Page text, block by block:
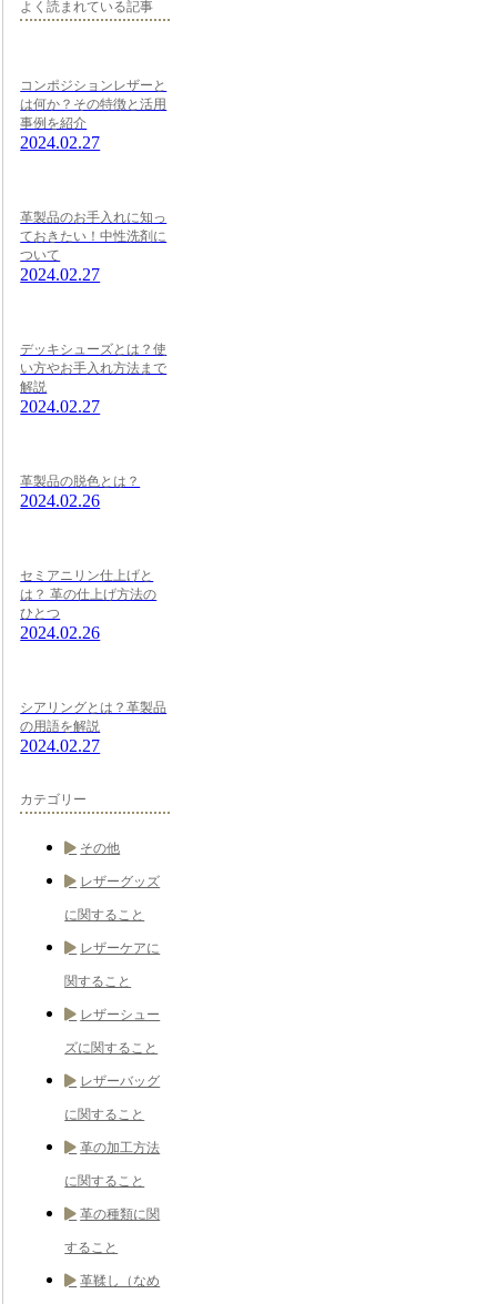
よく読まれている記事
コンポジションレザーと
は何か？その特徴と活用
事例を紹介
2024.02.27
革製品のお手入れに知っ
ておきたい！中性洗剤に
ついて
2024.02.27
デッキシューズとは？使
い方やお手入れ方法まで
解説
2024.02.27
革製品の脱色とは？
2024.02.26
セミアニリン仕上げと
は？ 革の仕上げ方法の
ひとつ
2024.02.26
シアリングとは？革製品
の用語を解説
2024.02.27
カテゴリー
その他
レザーグッズ
に関すること
レザーケアに
関すること
レザーシュー
ズに関すること
レザーバッグ
に関すること
革の加工方法
に関すること
革の種類に関
すること
革鞣し（なめ